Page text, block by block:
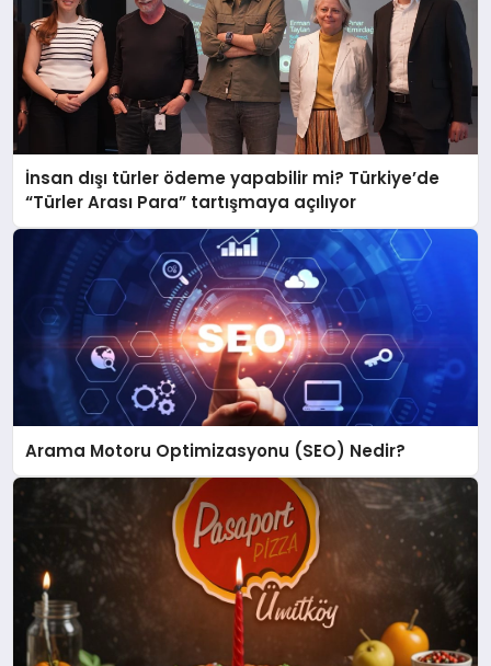
İnsan dışı türler ödeme yapabilir mi? Türkiye’de
“Türler Arası Para” tartışmaya açılıyor
Arama Motoru Optimizasyonu (SEO) Nedir?